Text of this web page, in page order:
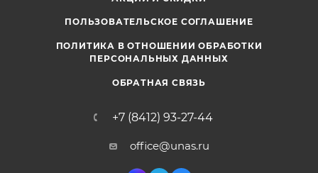
ПОЛЬЗОВАТЕЛЬСКОЕ СОГЛАШЕНИЕ
ПОЛИТИКА В ОТНОШЕНИИ ОБРАБОТКИ
ПЕРСОНАЛЬНЫХ ДАННЫХ
ОБРАТНАЯ СВЯЗЬ
+7 (8412) 93-27-44
office@unas.ru